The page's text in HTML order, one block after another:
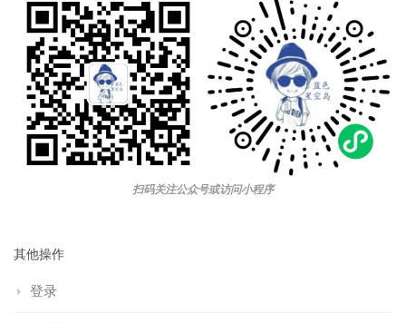
扫码关注公众号或访问小程序
其他操作
登录